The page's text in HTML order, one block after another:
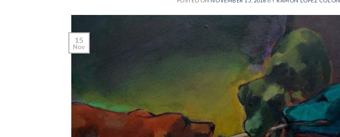
15
Nov